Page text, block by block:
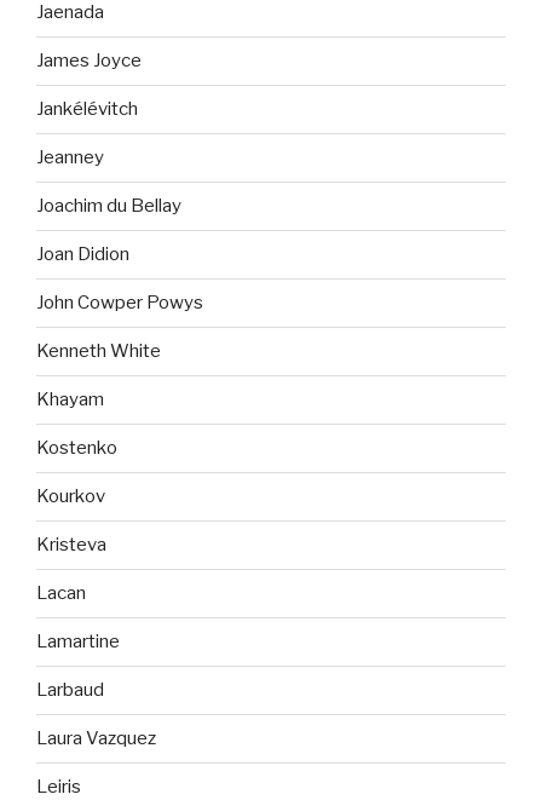
Jaenada
James Joyce
Jankélévitch
Jeanney
Joachim du Bellay
Joan Didion
John Cowper Powys
Kenneth White
Khayam
Kostenko
Kourkov
Kristeva
Lacan
Lamartine
Larbaud
Laura Vazquez
Leiris